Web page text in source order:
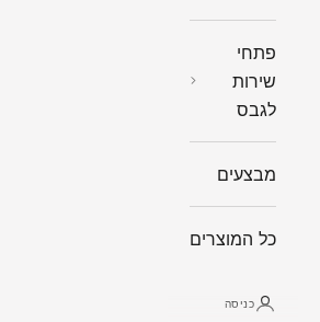
פתחי
שירות
לגבס
מבצעים
כל המוצרים
כניסה